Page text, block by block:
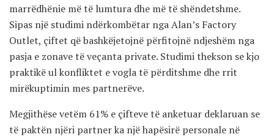
marrëdhënie më të lumtura dhe më të shëndetshme.
Sipas një studimi ndërkombëtar nga Alan’s Factory
Outlet, çiftet që bashkëjetojnë përfitojnë ndjeshëm nga
pasja e zonave të veçanta private. Studimi thekson se kjo
praktikë ul konfliktet e vogla të përditshme dhe rrit
mirëkuptimin mes partnerëve.
Megjithëse vetëm 61% e çifteve të anketuar deklaruan se
të paktën njëri partner ka një hapësirë personale në